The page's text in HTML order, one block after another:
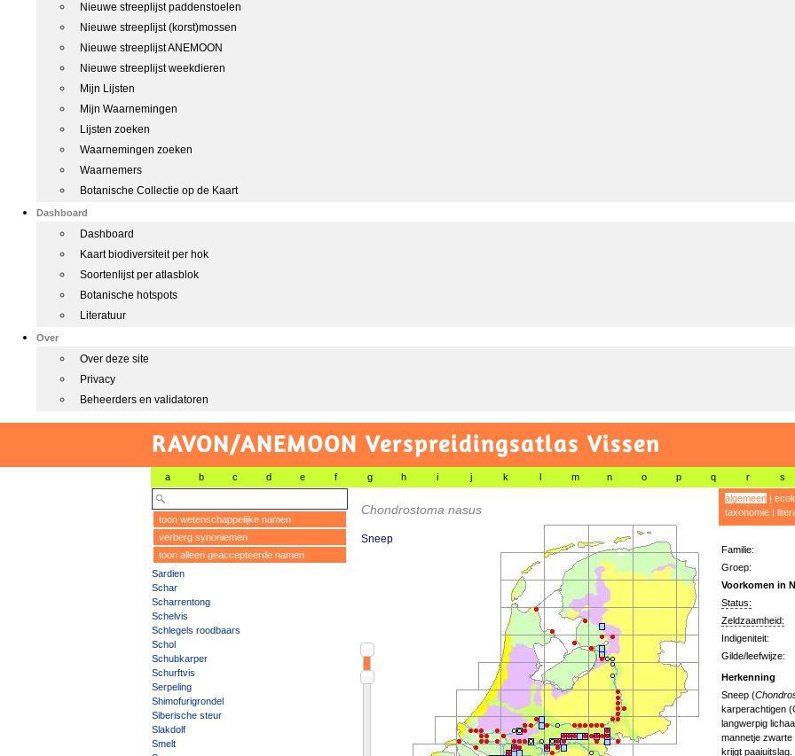
Nieuwe streeplijst paddenstoelen
Nieuwe streeplijst (korst)mossen
Nieuwe streeplijst ANEMOON
Nieuwe streeplijst weekdieren
Mijn Lijsten
Mijn Waarnemingen
Lijsten zoeken
Waarnemingen zoeken
Waarnemers
Botanische Collectie op de Kaart
Dashboard
Dashboard
Kaart biodiversiteit per hok
Soortenlijst per atlasblok
Botanische hotspots
Literatuur
Over
Over deze site
Privacy
Beheerders en validatoren
RAVON/ANEMOON Verspreidingsatlas Vissen
a b c d e f g h i j k l m n o p q r s
toon wetenschappelijke namen
verberg synoniemen
toon alleen geaccepteerde namen
Sardien
Schar
Scharrentong
Schelvis
Schlegels roodbaars
Schol
Schubkarper
Schurftvis
Serpeling
Shimofurigrondel
Siberische steur
Slakdolf
Smelt
Chondrostoma nasus
Sneep
algemeen|
taxonomie|
Familie:
Groep:
Voorkomen in
Status:
Zeldzaamheid:
Indigeniteit:
Gilde/leefwijze:
Herkenning
Sneep (
karperachtigen
langwerpig
mannetje
krijgt